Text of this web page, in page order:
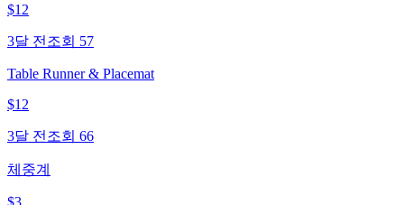
$12
3달 전 조회 57
Table Runner & Placemat
$12
3달 전 조회 66
체중계
$3